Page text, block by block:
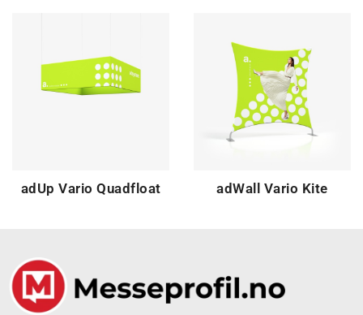
adUp Vario Quadfloat adWall Vario Kite